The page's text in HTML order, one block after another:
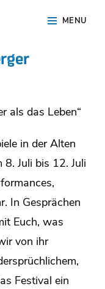
MENU
als das Leben“
in der Alten
Juli bis 12. Juli
In Gesprächen
Euch, was
von ihr
Festival ein